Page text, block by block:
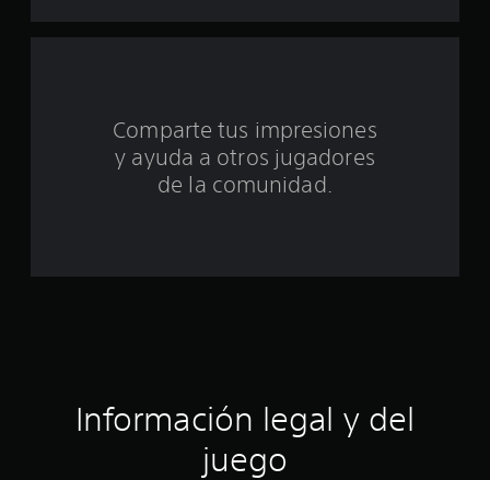
o
o
Comparte tus impresiones
y ayuda a otros jugadores
de la comunidad.
Información legal y del
juego